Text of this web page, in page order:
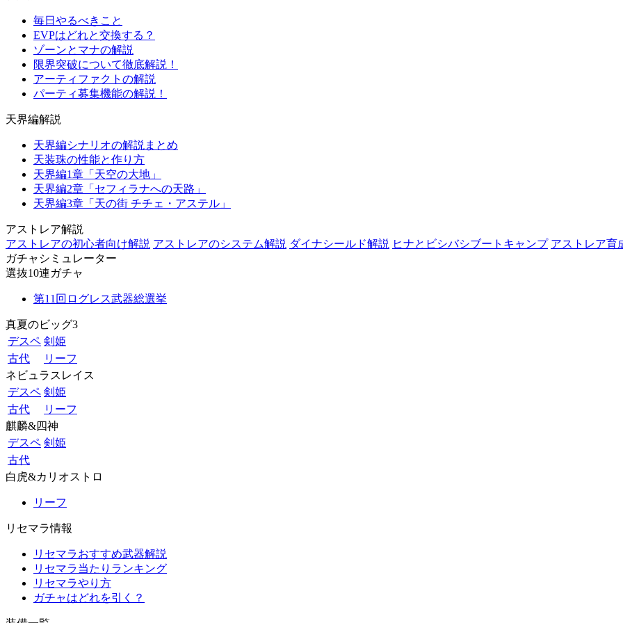
毎日やるべきこと
EVPはどれと交換する？
ゾーンとマナの解説
限界突破について徹底解説！
アーティファクトの解説
パーティ募集機能の解説！
天界編解説
天界編シナリオの解説まとめ
天装珠の性能と作り方
天界編1章「天空の大地」
天界編2章「セフィラナへの天路」
天界編3章「天の街 チチェ・アステル」
アストレア解説
アストレアの初心者向け解説 アストレアのシステム解説 ダイナシールド解説 ヒナとビシバシブートキャンプ アストレア育
ガチャシミュレーター
選抜10連ガチャ
第11回ログレス武器総選挙
真夏のビッグ3
デスペ 剣姫
古代
リーフ
ネビュラスレイス
デスペ 剣姫
古代
リーフ
麒麟&四神
デスペ 剣姫
古代
白虎&カリオストロ
リーフ
リセマラ情報
リセマラおすすめ武器解説
リセマラ当たりランキング
リセマラやり方
ガチャはどれを引く？